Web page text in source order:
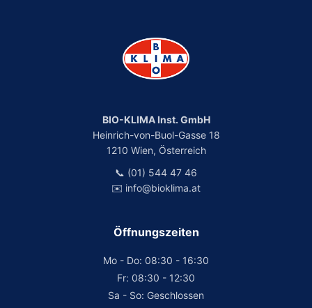
BIO-KLIMA Inst. GmbH
Heinrich-von-Buol-Gasse 18
1210 Wien, Österreich
📞 (01) 544 47 46
✉️ info@bioklima.at
Öffnungszeiten
Mo - Do: 08:30 - 16:30
Fr: 08:30 - 12:30
Sa - So: Geschlossen